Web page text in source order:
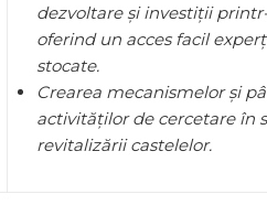
dezvoltare și investiții
oferind un acces facil
stocate.
Crearea mecanismelor și
activităților de cercetare în
revitalizării castelelor.